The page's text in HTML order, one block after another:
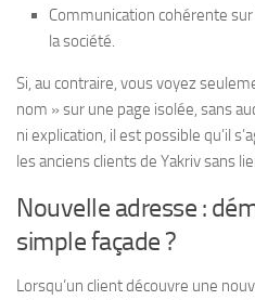
Communication cohérente
la société.
Si, au contraire, vous voyez
nom » sur une page isolée, sans
ni explication, il est possible qu’il
les anciens clients de Yakriv sans
Nouvelle adresse :
simple façade ?
Lorsqu’un client découvre une